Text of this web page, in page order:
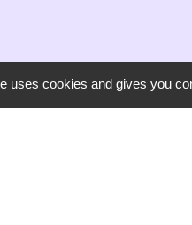
uses cookies and gives you